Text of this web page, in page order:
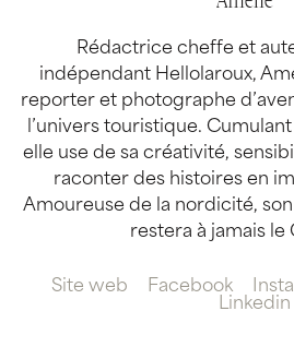
Rédactrice cheffe et
indépendant Hellolaroux,
reporter et photographe
l’univers touristique.
elle use de sa créativité,
raconter des histoires en
Amoureuse de la nordicité,
restera à jamais le
Site web Facebook
Linkedin